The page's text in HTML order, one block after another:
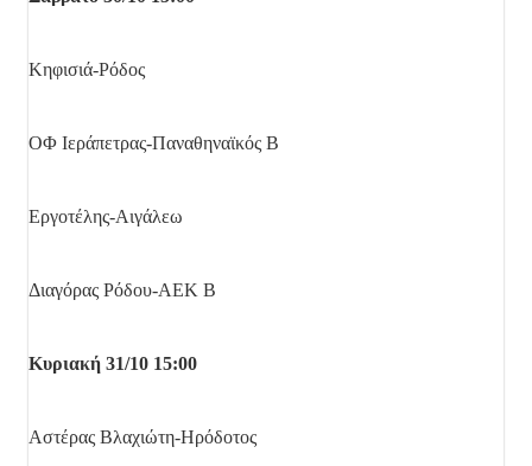
Κηφισιά-Ρόδος
ΟΦ Ιεράπετρας-Παναθηναϊκός Β
Εργοτέλης-Αιγάλεω
Διαγόρας Ρόδου-ΑΕΚ Β
Κυριακή 31/10 15:00
Αστέρας Βλαχιώτη-Ηρόδοτος